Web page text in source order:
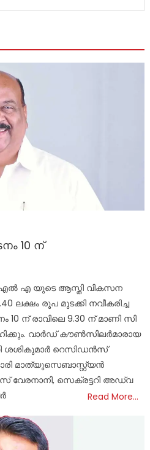
10 ന്
എൽ എ യുടെ ആസ്തി വികസന
ലക്ഷം രൂപ മുടക്കി നവീകരിച്ച
ന് രാവിലെ 9.30 ന് മാണി സി
വാർഡ് കൗൺസിലർമാരായ
ശശികുമാർ റെസിഡൻസ്
മാത്യുസെബാസ്റ്റ്യൻ
വേരനാനി, സെക്രട്ടറി അഡ്വ
Read More…